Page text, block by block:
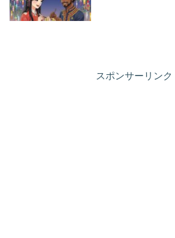
スポンサーリンク